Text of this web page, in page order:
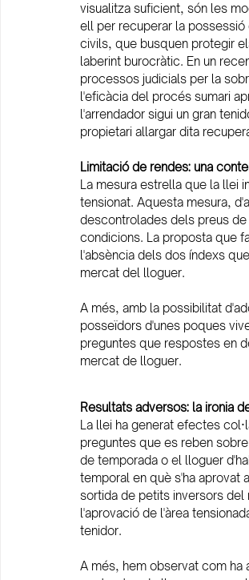
visualitza suficient, són les
ell per recuperar la
civils, que busquen protegir
laberint burocràtic. En un
processos judicials per la
l'eficàcia del procés sumari
l'arrendador sigui un gran
propietari allargar dita
Limitació de rendes: una
La mesura estrella que la llei
tensionat. Aquesta mesura,
descontrolades dels preus
condicions. La proposta que
l'absència dels dos índexs
mercat del lloguer.
A més, amb la possibilitat
posseïdors d'unes poques
preguntes que respostes en
mercat de lloguer.
Resultats adversos: la ironia
La llei ha generat efectes
preguntes que es reben
de temporada o el lloguer
temporal en què s'ha aprovat
sortida de petits inversors
l'aprovació de l'àrea
tenidor.
A més, hem observat com ha